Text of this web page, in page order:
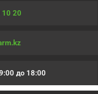
10 20
до 18:00